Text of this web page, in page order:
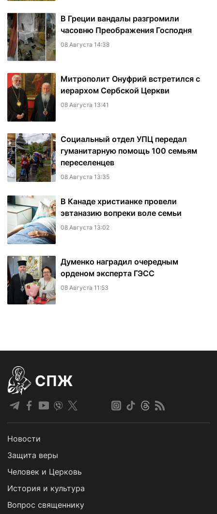
В Греции вандалы разгромили
часовню Преображения Господня
08 Августа 14:38
Митрополит Онуфрий встретился с
иерархом Сербской Церкви
08 Августа 13:41
Социальный отдел УПЦ передал
гуманитарную помощь 100 семьям
переселенцев
08 Августа 13:35
В Канаде христианке провели
эвтаназию вопреки воле семьи
08 Августа 13:02
Думенко наградил очередным
орденом эксперта ГЭСС
08 Августа 11:53
СПЖ
Новости
Защита веры
Человек и Церковь
История и культура
Вопрос священнику